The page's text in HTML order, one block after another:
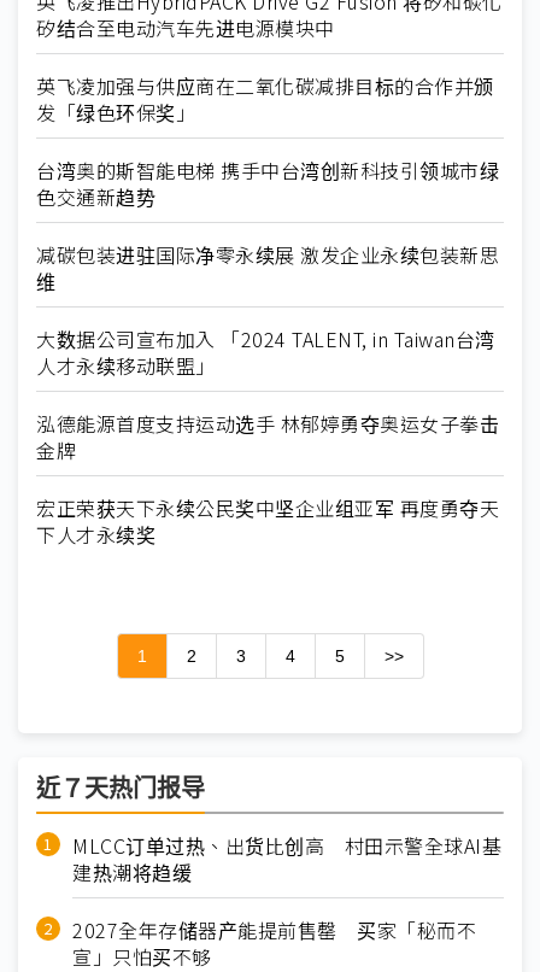
矽结合至电动汽车先进电源模块中
英飞凌加强与供应商在二氧化碳减排目标的合作并颁
发「绿色环保奖」
台湾奥的斯智能电梯 携手中台湾创新科技引领城市绿
色交通新趋势
减碳包装进驻国际净零永续展 激发企业永续包装新思
维
大数据公司宣布加入 「2024 TALENT, in Taiwan台湾
人才永续移动联盟」
泓德能源首度支持运动选手 林郁婷勇夺奥运女子拳击
金牌
宏正荣获天下永续公民奖中坚企业组亚军 再度勇夺天
下人才永续奖
1 2 3 4 5 >>
近７天热门报导
MLCC订单过热、出货比创高 村田示警全球AI基
建热潮将趋缓
2027全年存储器产能提前售罄 买家「秘而不
宣」只怕买不够